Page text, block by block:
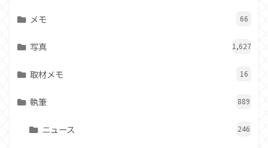
メモ 66
写真 1,627
取材メモ 16
執筆 889
ニュース 246